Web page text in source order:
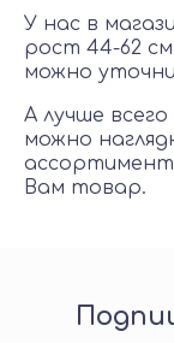
У нас в
рост 44-62
можно
А лучше
можно
ассортимент
Вам товар.